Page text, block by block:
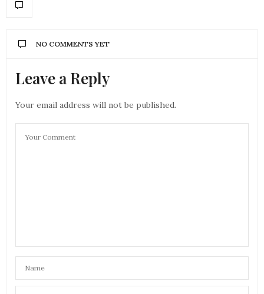
NO COMMENTS YET
Leave a Reply
Your email address will not be published.